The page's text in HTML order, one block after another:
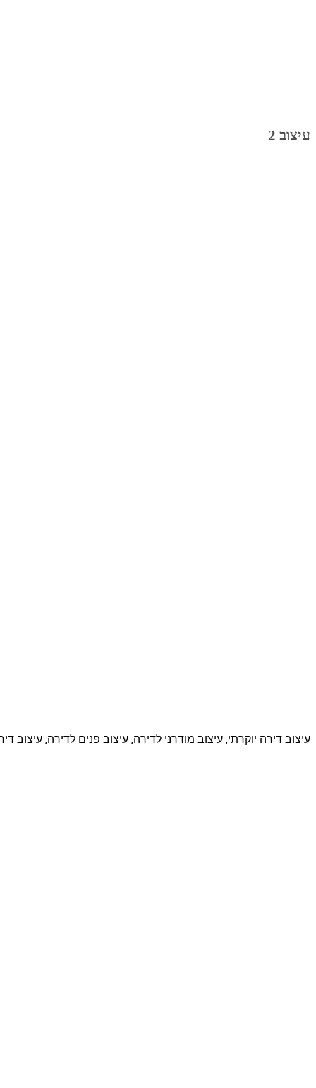
עיצוב 2
עיצוב דירה יוקרתי, עיצוב מודרני לדירה, עיצוב פנים לדירה, עיצוב